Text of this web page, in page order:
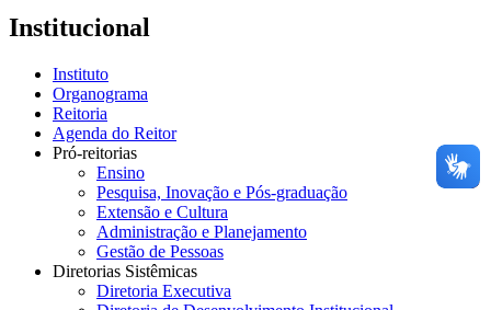
Institucional
Instituto
Organograma
Reitoria
Agenda do Reitor
Pró-reitorias
Ensino
Pesquisa, Inovação e Pós-graduação
Extensão e Cultura
Administração e Planejamento
Gestão de Pessoas
Diretorias Sistêmicas
Diretoria Executiva